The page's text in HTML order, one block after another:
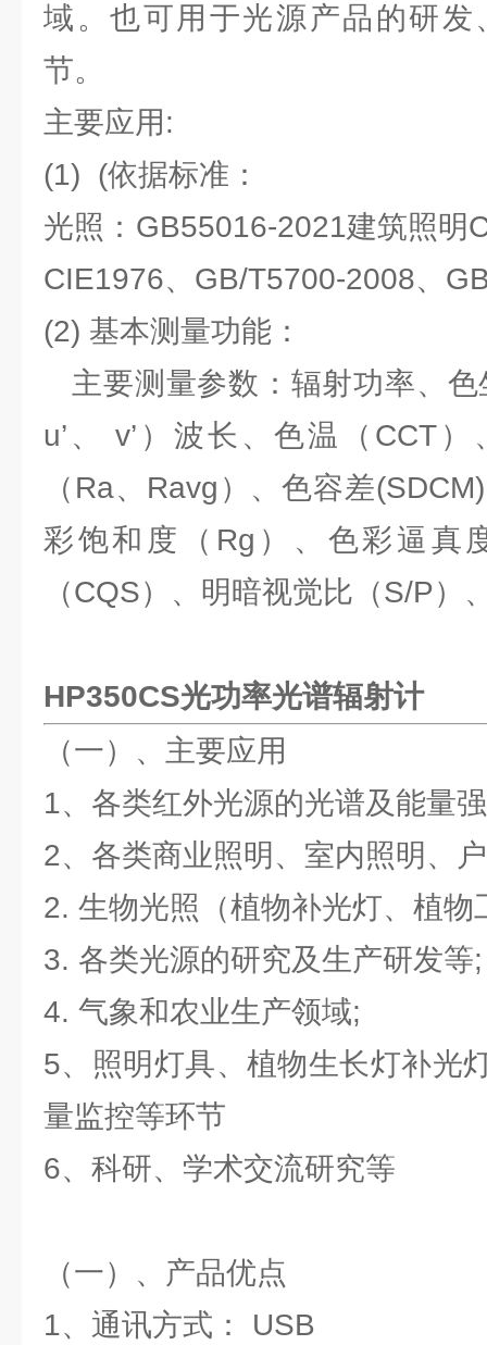
域。也可用于光源产品的研发
节。
主要应用:
(1) (依据标准：
光照：GB55016-2021建筑照明
CIE1976、GB/T5700-2008、
(2) 基本测量功能：
主要测量参数：辐射功率、
u’、 v’）波长、色温（CCT
（Ra、Ravg）、色容差
彩饱和度（Rg）、色彩逼真
（CQS）、明暗视觉比（S/P）
HP350CS光功率光谱辐射计
（一）、主要应用
1、各类红外光源的光谱及能量
2、各类商业照明、室内照明、
2. 生物光照（植物补光灯、植物
3. 各类光源的研究及生产研发等;
4. 气象和农业生产领域;
5、照明灯具、植物生长灯补光
量监控等环节
6、科研、学术交流研究等
（一）、产品优点
1、通讯方式： USB